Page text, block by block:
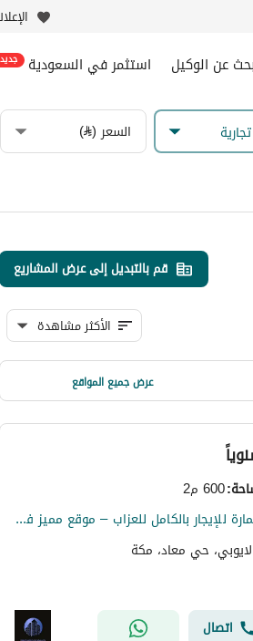
عن الوكيل استثمر في السعودية جديد
السعر (⃁)
قم بالتبديل إلى عرض المشاريع
الأكثر مشاهدة
الخنساء
(
1
)
عرض جميع المواقع
:600 م2
فرصة استثمارية – عمارة للإيجار بالكامل للعزاب – موقع مميز في مكة
حي معاد، مكة
اتصال